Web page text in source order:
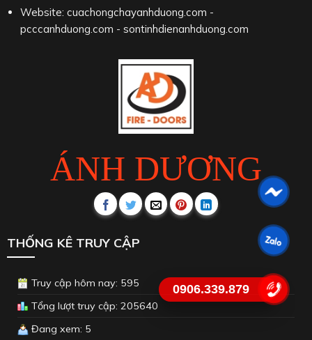
Đang xem: 5
Bản quyền 2025 © Cửa chống cháy Ánh Dương | Thiết kế bởi
Google Meta
0906.339.879